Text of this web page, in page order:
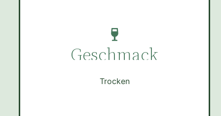
Geschmack
Trocken